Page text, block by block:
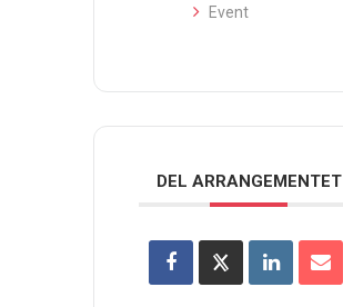
Event
DEL ARRANGEMENTET